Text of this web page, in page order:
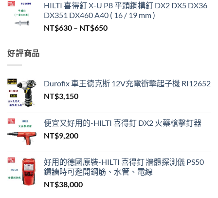
範
圍：
NT$330
HILTI 喜得釘 X-U P8 平頭鋼構釘 DX2 DX5 DX36
DX351 DX460 A40 ( 16 / 19 mm )
NT$630 – NT$650價
到
NT$650
好評商品
Durofix 車王德克斯 12V充電衝擊起子機 RI12652
NT$3,150
便宜又好用的-HILTI 喜得釘 DX2 火藥槍擊釘器
NT$9,200
好用的德國原裝-HILTI 喜得釘 牆體探測儀 PS50
鑽牆時可避開鋼筋、水管、電線
NT$38,000